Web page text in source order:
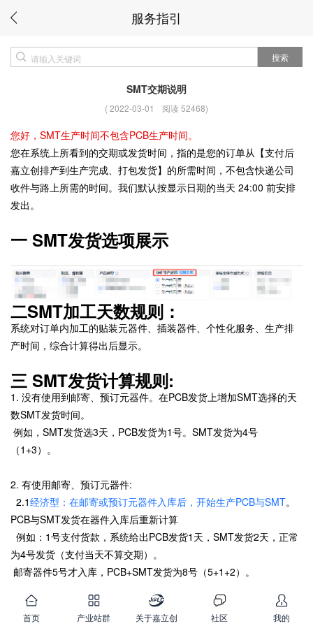
服务指引
搜索
SMT交期说明
(2022-03-01 阅读 52468)
您好，SMT生产时间不包含PCB生产时间。
您在系统上所看到的交期或发货时间，指的是您的订单从【支付后
嘉立创排产到生产完成、打包发货】的所需时间，不包含快递公司
收件与路上所需的时间。我们默认按显示日期的当天 24:00 前安排
发出。
一 SMT发货选项展示
二SMT加工天数规则：
系统对订单内加工的贴装元器件、插装器件、个性化服务、生产排
产时间，综合计算得出后显示。
三 SMT发货计算规则:
1. 没有使用到邮寄、预订元器件。在PCB发货上增加SMT选择的天
数SMT发货时间。
例如，SMT发货选3天，PCB发货为1号。SMT发货为4号
（1+3）。
2. 有使用邮寄、预订元器件:
2.1经济型：在邮寄或预订元器件入库后，开始生产PCB与SMT。
PCB与SMT发货在器件入库后重新计算
例如：1号支付货款，系统给出PCB发货1天，SMT发货2天，正常
为4号发货（支付当天不算交期）。
邮寄器件5号才入库，PCB+SMT发货为8号（5+1+2）。
2.2标准型：在邮寄器件如入库时间晚于PCB时间，
按【邮寄入库
首页 产业站群 关于嘉立创 社区 我的